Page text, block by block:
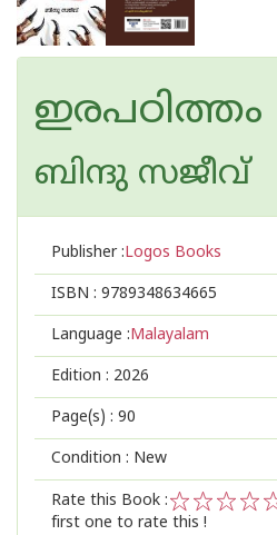
ഇരപഠിത്തം
ബിന്ദു സജീവ്
Publisher :Logos Books
ISBN : 9789348634665
Language :Malayalam
Edition : 2026
Page(s) : 90
Condition : New
Rate this Book :
2
1
first one to rate this !